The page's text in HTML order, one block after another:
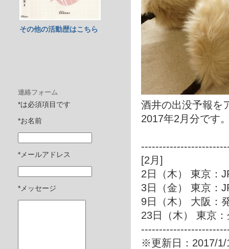
酒井の出没予報を
2017年2月分です
[2月]
2日（木） 東京：
3日（金） 東京：
9日（木） 大阪：
23日（木） 東京
※更新日：2017/1/
その他の活動歴はこちら
連絡フォーム
*は必須項目です
*お名前
*メールアドレス
*メッセージ